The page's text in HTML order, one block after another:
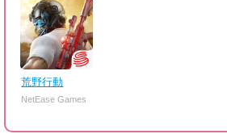
荒野行動
NetEase Games